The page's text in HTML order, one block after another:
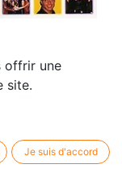
Solos for
€
offrir une
site.
Je suis d'accord